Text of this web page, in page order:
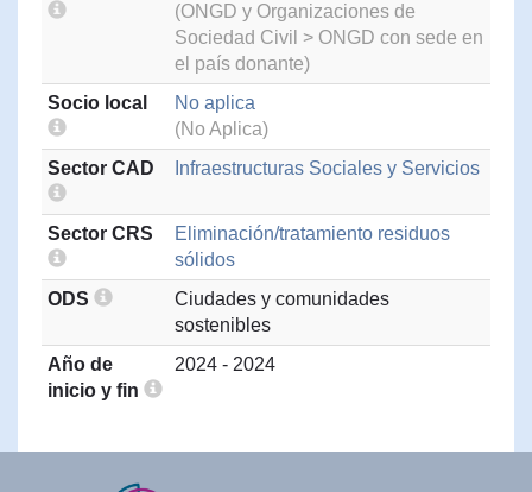
(ONGD y Organizaciones de
Sociedad Civil > ONGD con sede en
el país donante)
Socio local
No aplica
(No Aplica)
Sector CAD
Infraestructuras Sociales y Servicios
Sector CRS
Eliminación/tratamiento residuos
sólidos
ODS
Ciudades y comunidades
sostenibles
Año de
inicio y fin
2024 - 2024